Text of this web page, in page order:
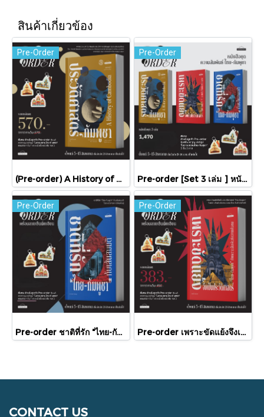
สินค้าเกี่ยวข้อง
Pre-Order
(Pre-order) A History of Cambodia ประวัติศาสตร์กัมพูชา (ฉบับปรับปรุงใหม่) / David Chandler / มติชน
Pre-Order
Pre-order [Set 3 เล่ม ] หนังสือชุดความสัมพันธ์ "ไทย-กัมพูชา" / มติชน
Pre-Order
Pre-order ชาติที่รัก "ไทย-กัมพูชา" กับเส้นสมมติ / พวงทอง ภวัครพันธุ์ / มติชน
Pre-Order
Pre-order เพราะขัดแย้งจึงเป็นประวัติศาสตร์ "ไทย-กัมพูชา" กับความสัมพันธ์หวานปนขม / มติชน
CONTACT US